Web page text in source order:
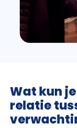
Wat kun
relatie